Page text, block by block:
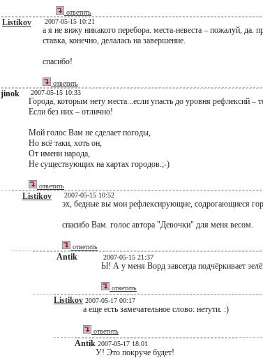
ответить
Listikov 2007-05-15 10:21
а я не вижу никакого перебора. места-невеста – пожалуй, да.
ставка, конечно, делалась на завершение.
спасибо!
ответить
jinok 2007-05-15 10:33
Города, которым нету места...если упасть до уровня рефлексий –
Если без них – отлично!
Мой голос Вам не сделает погоды,
Но всё таки, хоть он,
От имени народа,
Не существующих на картах городов.;-)
ответить
Listikov 2007-05-15 10:52
эх, бедные вы мои рефлексирующие, содрогающиеся
спасибо Вам. голос автора "Девочки" для меня весом.
ответить
Antik 2007-05-15 21:37
Ы! А у меня Ворд завсегда подчёркивает
ответить
Listikov 2007-05-17 00:17
а еще есть замечательное слово: нетути. :)
ответить
Antik 2007-05-17 18:01
У! Это покруче будет!